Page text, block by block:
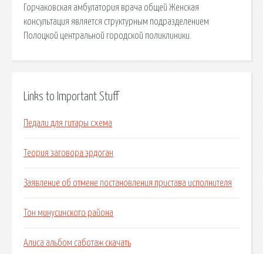
Горчаковская амбулатория врача общей Женская
консультация является структурным подразделением
Полоцкой центральной городской поликлиники.
Links to Important Stuff
Педали для гитары схема
Теория заговора эрдоган
Заявление об отмене постановления пристава исполнителя
Тон минусинского района
Алиса альбом саботаж скачать